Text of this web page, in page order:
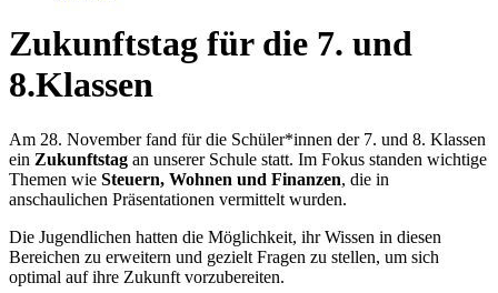
Zukunftstag für die 7. und
8.Klassen
Am 28. November fand für die Schüler*innen der 7. und 8. Klassen
ein Zukunftstag an unserer Schule statt. Im Fokus standen wichtige
Themen wie Steuern, Wohnen und Finanzen, die in
anschaulichen Präsentationen vermittelt wurden.
Die Jugendlichen hatten die Möglichkeit, ihr Wissen in diesen
Bereichen zu erweitern und gezielt Fragen zu stellen, um sich
optimal auf ihre Zukunft vorzubereiten.